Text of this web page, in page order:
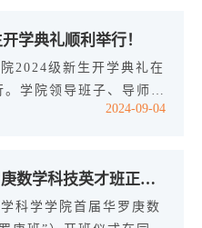
2024年度学院共有6
记李静茹代表全院师生
休教师献上鲜花，并致
学典礼顺利举行！
2024级新生开学典礼在
学院领导班子、导师和
及2024级本研全体新生
达最诚挚的欢迎。她指
，也是一个充满潜力和
2024-09-04
启航！同济大学首届华罗庚数学科技英才班正式开班！
科学学院首届华罗庚数